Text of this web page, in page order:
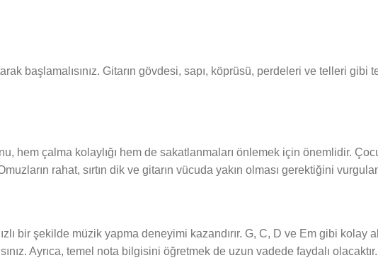
başlamalısınız. Gitarın gövdesi, sapı, köprüsü, perdeleri ve telleri
hem çalma kolaylığı hem de sakatlanmaları önlemek için önemlidir.
rahat, sırtın dik ve gitarın vücuda yakın olması gerektiğini
bir şekilde müzik yapma deneyimi kazandırır. G, C, D ve Em gibi kolay
Ayrıca, temel nota bilgisini öğretmek de uzun vadede faydalı olacaktır.